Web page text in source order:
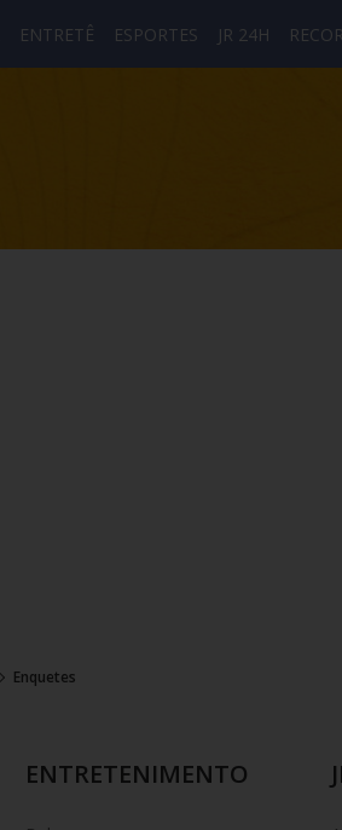
ENTRETÊ ESPORTES JR 24H
Enquetes
ENTRETENIMENTO